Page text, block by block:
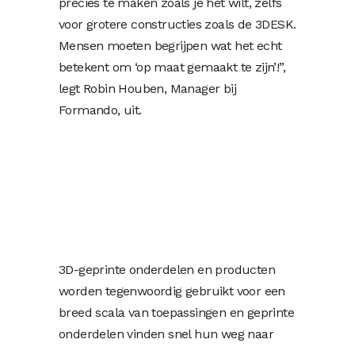
voor grotere constructies zoals de 3DESK.
Mensen moeten begrijpen wat het echt
betekent om ‘op maat gemaakt te zijn’!”,
legt Robin Houben, Manager bij
Formando, uit.
3D-geprinte onderdelen en producten
worden tegenwoordig gebruikt voor een
breed scala van toepassingen en geprinte
onderdelen vinden snel hun weg naar